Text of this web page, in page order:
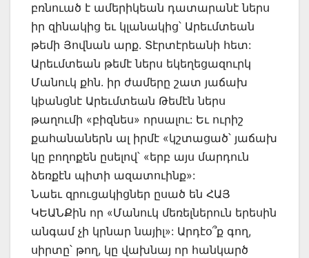
բռնուած է ամերիկեան դատարանէ ներս
իր զինակից եւ կլանակից՝ Արեւմտեան
թեմի Յովնան արք. Տէրտէրեանի հետ:
Արեւմտեան թեմէ ներս եկեղեցազուրկ
Մանուկ քհն. իր ժամերը շատ յաճախ
կþանցնէ Արեւմտեան Թեմէն ներս
թաղումի «բիզնես» որսալու: Եւ ուրիշ
քահանաներն ալ իրմէ «կշտացած՝ յաճախ
կը բողոքեն ըսելով՝ «երբ այս մարդուն
ձեռքէն պիտի ազատուինք»:
Նաեւ զրուցակիցներ ըսած են ՀԱՅ
ԿԵԱՆՔին որ «Մանուկ մեռելներուն երեսին
անգամ չի կրնար նայիլ»: Արդէօ՞ք գող,
սիրտը՝ թող, կը վախնայ որ հանկարծ